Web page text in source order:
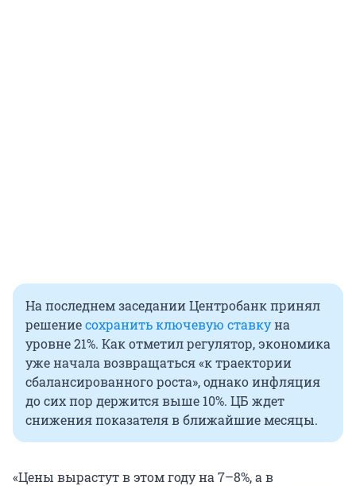
На последнем заседании Центробанк принял
решениесохранить ключевую ставкуна
уровне 21%. Как отметил регулятор, экономика
уже начала возвращаться «к траектории
сбалансированного роста», однако инфляция
до сих пор держится выше 10%. ЦБ ждет
снижения показателя в ближайшие месяцы.
«Цены вырастут в этом году на 7–8%, а в